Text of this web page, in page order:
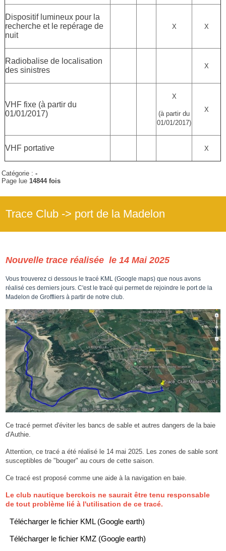
Dispositif lumineux pour la
recherche et le repérage de
nuit
X X
Radiobalise de localisation
des sinistres
X
VHF fixe (à partir du
01/01/2017)
X
(à partir du
01/01/2017)
X
VHF portative X
Catégorie :-
Page lue14844 fois
Trace Club -> port de la Madelon
Nouvelle trace réalisée le 14 Mai 2025
Vous trouverez ci dessous le tracé KML (Google maps) que nous avons
réalisé ces derniers jours. C'est le tracé qui permet de rejoindre le port de la
Madelon de Groffliers à partir de notre club.
Ce tracé permet d'éviter les bancs de sable et autres dangers de la baie
d'Authie.
Attention, ce tracé a été réalisé le 14 mai 2025. Les zones de sable sont
susceptibles de "bouger" au cours de cette saison.
Ce tracé est proposé comme une aide à la navigation en baie.
Le club nautique berckois ne saurait être tenu responsable
de tout problème lié à l'utilisation de ce tracé.
Télécharger le fichier KML (Google earth)
Télécharger le fichier KMZ (Google earth)